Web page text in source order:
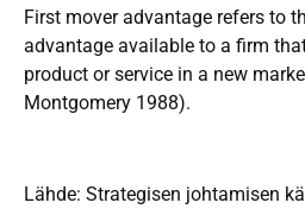
First mover advantage refers to
advantage available to a firm
product or service in a new
Montgomery 1988).
Lähde: Strategisen johtamisen